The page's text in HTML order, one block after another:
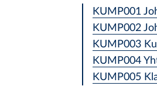
KUMP001
KUMP002
KUMP003
KUMP004
KUMP005